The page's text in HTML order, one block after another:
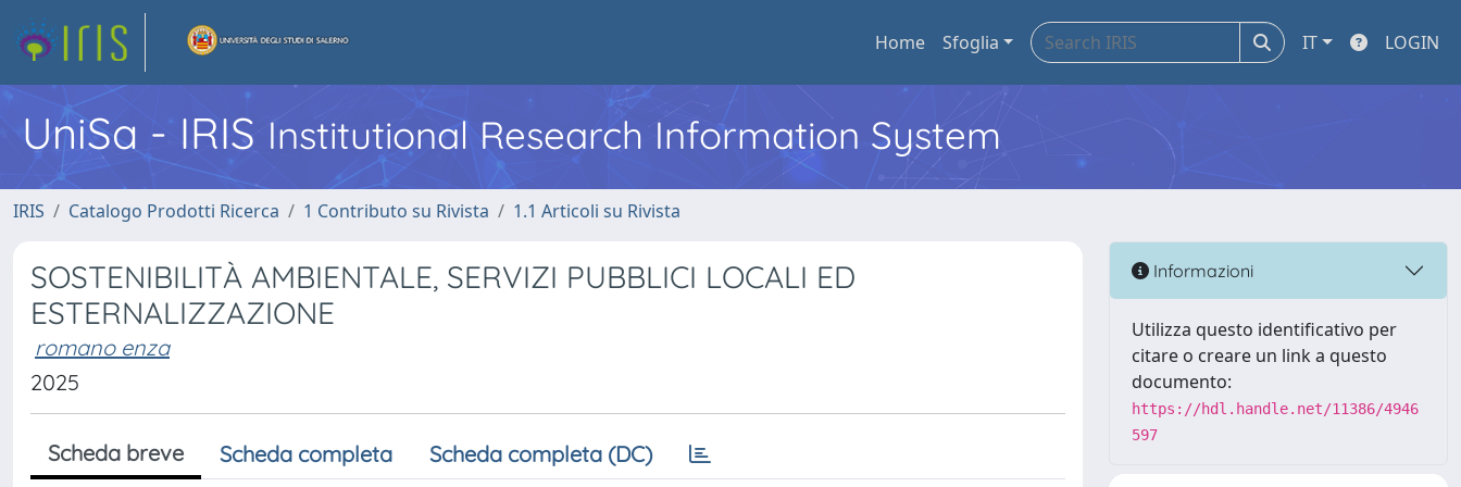
Home Sfoglia IT LOGIN
UniSa - IRIS Institutional Research Information System
IRIS Catalogo Prodotti Ricerca 1 Contributo su Rivista 1.1 Articoli su Rivista
SOSTENIBILITÀ AMBIENTALE, SERVIZI PUBBLICI LOCALI ED
ESTERNALIZZAZIONE
romano enza
2025
Scheda breve Scheda completa Scheda completa (DC)
Informazioni
Utilizza questo identificativo per
citare o creare un link a questo
documento:
https://hdl.handle.net/11386/4946
597